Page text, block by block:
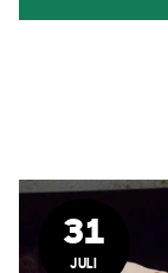
31
JULI